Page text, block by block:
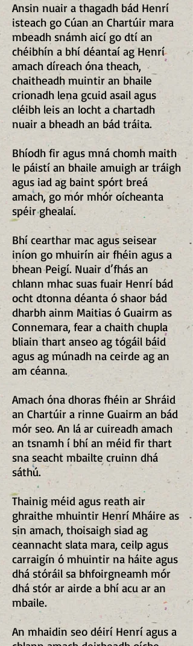
Ansin nuair a thagadh bád Henrí
isteach go Cúan an Chartúir mara
mbeadh snámh aicí go dtí an
chéibhín a bhí déantaí ag Henrí
amach díreach óna theach,
chaitheadh muintir an bhaile
crionadh lena gcuid asail agus
cléibh leis an locht a chartadh
nuair a bheadh an bád tráita.
Bhíodh fir agus mná chomh maith
le páistí an bhaile amuigh ar tráigh
agus iad ag baint spórt breá
amach, go mór mhór oícheanta
spéir ghealaí.
Bhí cearthar mac agus seisear
iníon go mhuirín air fhéin agus a
bhean Peigí. Nuair d’fhás an
chlann mhac suas fuair Henrí bád
ocht dtonna déanta ó shaor bád
dharbh ainm Maitias ó Guairm as
Connemara, fear a chaith chupla
bliain thart anseo ag tógáil báid
agus ag múnadh na ceirde ag an
am céanna.
Amach óna dhoras fhéin ar Shráid
an Chartúir a rinne Guairm an bád
mór seo. An lá ar cuireadh amach
an tsnamh í bhí an méid fir thart
sna seacht mbailte cruinn dhá
sáthú.
Thainig méid agus reath air
ghraithe mhuintir Henrí Mháire as
sin amach, thoisaigh siad ag
ceannacht slata mara, ceilp agus
carraigín ó mhuintir na háite agus
dhá stóráil sa bhfoirgneamh mór
dhá stór ar airde a bhí acu ar an
mbaile.
An mhaidin seo déirí Henrí agus a